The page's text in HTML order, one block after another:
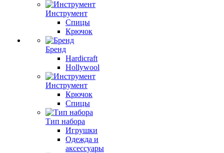
Инструмент
Спицы
Крючок
Бренд
Hardicraft
Hollywool
Инструмент
Крючок
Спицы
Тип набора
Игрушки
Одежда и
аксессуары